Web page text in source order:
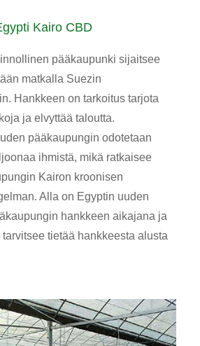
Kairo CBD
pääkaupunki sijaitsee
matkalla Suezin
Hankkeen on tarkoitus tarjota
ja elvyttää taloutta.
pääkaupungin odotetaan
ihmistä, mikä ratkaisee
Kairon kroonisen
Alla on Egyptin uuden
hankkeen aikajana ja
tietää hankkeesta alusta